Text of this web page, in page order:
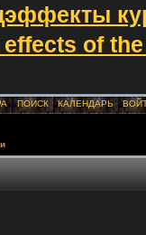
effects of
ПОИСК КАЛЕНДАРЬ